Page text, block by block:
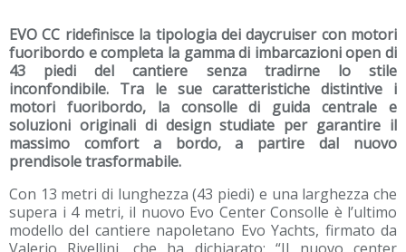
EVO CC ridefinisce la tipologia dei daycruiser con motori
fuoribordo e completa la gamma di imbarcazioni open di
43 piedi del cantiere senza tradirne lo stile
inconfondibile. Tra le sue caratteristiche distintive i
motori fuoribordo, la consolle di guida centrale e
soluzioni originali di design studiate per garantire il
massimo comfort a bordo, a partire dal nuovo
prendisole trasformabile.
Con 13 metri di lunghezza (43 piedi) e una larghezza che
supera i 4 metri, il nuovo Evo Center Consolle è l’ultimo
modello del cantiere napoletano Evo Yachts, firmato da